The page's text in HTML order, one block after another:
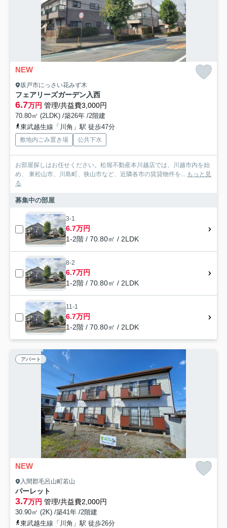
NEW
坂戸市にっさい花みず木
フェアリーズガーデン入西
6.7万円 管理/共益費3,000円
70.80㎡ (2LDK) /築26年 /2階建
東武越生線「川角」駅 徒歩47分
敷地内ごみ置き場 公共下水
お部屋探しはお任せください。松堀不動産本川越店では、川越市内を始
め、 東松山市、川島町、狭山市など、近隣各市の賃貸物件を... もっと見
る
募集中の部屋
3-1
6.7万円
1-2階 / 70.80㎡ / 2LDK
8-2
6.7万円
1-2階 / 70.80㎡ / 2LDK
11-1
6.7万円
1-2階 / 70.80㎡ / 2LDK
アパート
NEW
入間郡毛呂山町若山
パーレット
3.7万円 管理/共益費2,000円
30.90㎡ (2K) /築41年 /2階建
東武越生線「川角」駅 徒歩26分